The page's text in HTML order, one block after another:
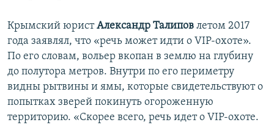
Крымский юристАлександр Талипов летом 2017
года заявлял, что «речь может идти о VIP-охоте».
По его словам, вольер вкопан в землю на глубину
до полутора метров. Внутри по его периметру
видны рытвины и ямы, которые свидетельствуют о
попытках зверей покинуть огороженную
территорию. «Скорее всего, речь идет о VIP-охоте.